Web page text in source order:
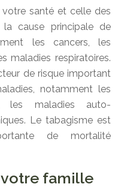
santé et celle des
cause principale de
les cancers, les
maladies respiratoires.
de risque important
notamment les
les maladies auto-
Le tabagisme est
de mortalité
votre famille